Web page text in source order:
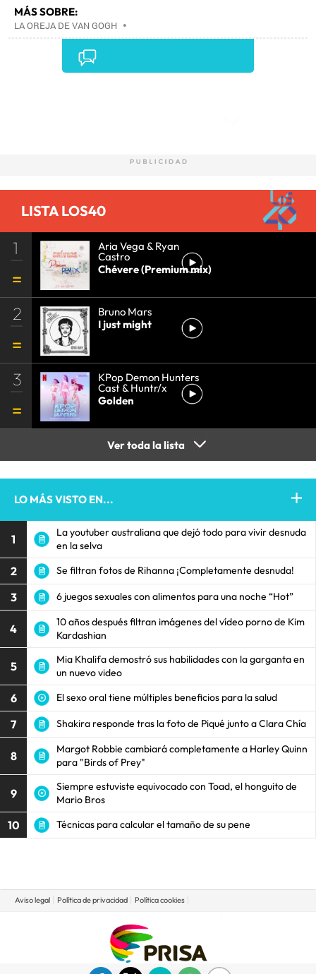
MÁS SOBRE:
LA OREJA DE VAN GOGH •
LISTA LOS40
1 Aria Vega & Ryan
Castro
Chévere (Premium mix)
2
Bruno Mars
I just might
3 KPop Demon Hunters
Cast & Huntr/x
Golden
Ver toda la lista
LO MÁS VISTO EN...
1
La youtuber australiana que dejó todo para vivir desnuda
en la selva
2 Se filtran fotos de Rihanna ¡Completamente desnuda!
3 6 juegos sexuales con alimentos para una noche “Hot”
4
10 años después filtran imágenes del vídeo porno de Kim
Kardashian
5
Mia Khalifa demostró sus habilidades con la garganta en
un nuevo video
6 El sexo oral tiene múltiples beneficios para la salud
7 Shakira responde tras la foto de Piqué junto a Clara Chía
8
Margot Robbie cambiará completamente a Harley Quinn
para "Birds of Prey"
9
Siempre estuviste equivocado con Toad, el honguito de
Mario Bros
10 Técnicas para calcular el tamaño de su pene
Aviso legal Política de privacidad Política cookies